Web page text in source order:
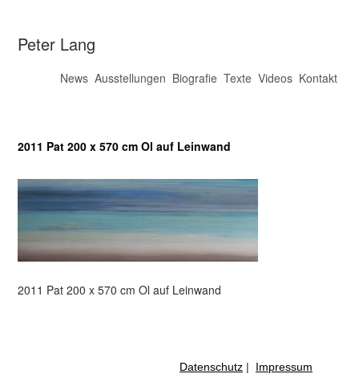
Peter Lang
News Ausstellungen Biografie Texte Videos Kontakt
2011 Pat 200 x 570 cm Ol auf Leinwand
2011 Pat 200 x 570 cm Ol auf Leinwand
Datenschutz | Impressum